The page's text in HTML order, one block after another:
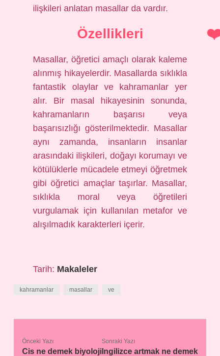
ilişkileri anlatan masallar da vardır.
Özellikleri
Masallar, öğretici amaçlı olarak kaleme
alınmış hikayelerdir. Masallarda sıklıkla
fantastik olaylar ve kahramanlar yer
alır. Bir masal hikayesinin sonunda,
kahramanların başarısı veya
başarısızlığı gösterilmektedir. Masallar
aynı zamanda, insanların insanlar
arasındaki ilişkileri, doğayı korumayı ve
kötülüklerle mücadele etmeyi öğretmek
gibi öğretici amaçlar taşırlar. Masallar,
sıklıkla moral veya öğretileri
vurgulamak için kullanılan metafor ve
alışılmadık karakterleri içerir.
Tarih: Makaleler
kahramanlar masallar ve
Önceki Yazı
Cis ne demek biyoloji
Sonraki Yazı
Ingilizce artmak ne demek